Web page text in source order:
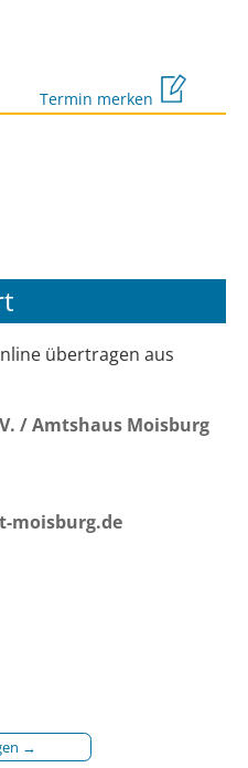
Termin merken
übertragen aus
/ Amtshaus Moisburg
→